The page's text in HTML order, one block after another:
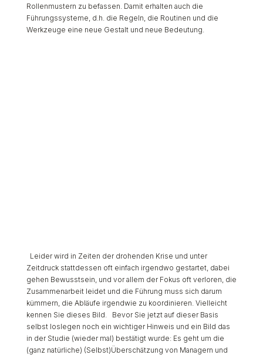
Rollenmustern zu befassen. Damit erhalten auch die
Führungssysteme, d.h. die Regeln, die Routinen und die
Werkzeuge eine neue Gestalt und neue Bedeutung.
Leider wird in Zeiten der drohenden Krise und unter
Zeitdruck stattdessen oft einfach irgendwo gestartet, dabei
gehen Bewusstsein, und vor allem der Fokus oft verloren, die
Zusammenarbeit leidet und die Führung muss sich darum
kümmern, die Abläufe irgendwie zu koordinieren. Vielleicht
kennen Sie dieses Bild. Bevor Sie jetzt auf dieser Basis
selbst loslegen noch ein wichtiger Hinweis und ein Bild das
in der Studie (wieder mal) bestätigt wurde: Es geht um die
(ganz natürliche) (Selbst)Überschätzung von Managern und